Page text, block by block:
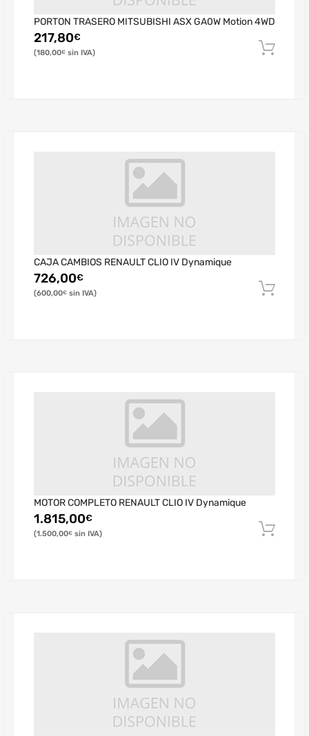
PORTON TRASERO MITSUBISHI ASX GA0W Motion 4WD
217,80€
180,00€
CAJA CAMBIOS RENAULT CLIO IV Dynamique
726,00€
600,00€
MOTOR COMPLETO RENAULT CLIO IV Dynamique
1.815,00€
1.500,00€